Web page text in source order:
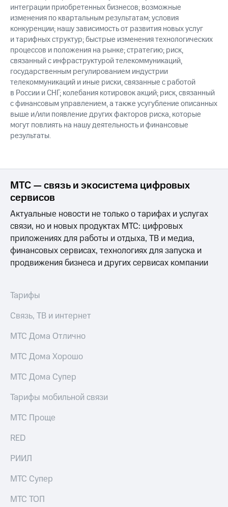
интеграции приобретенных бизнесов; возможные
изменения по квартальным результатам; условия
конкуренции; нашу зависимость от развития новых услуг
и тарифных структур; быстрые изменения технологических
процессов и положения на рынке; стратегию; риск,
связанный с инфраструктурой телекоммуникаций,
государственным регулированием индустрии
телекоммуникаций и иные риски, связанные с работой
в России и СНГ; колебания котировок акций; риск, связанный
с финансовым управлением, а также усугубление описанных
выше и/или появление других факторов риска, которые
могут повлиять на нашу деятельность и финансовые
результаты.
МТС — связь и экосистема цифровых
сервисов
Актуальные новости не только о тарифах и услугах
связи, но и новых продуктах МТС: цифровых
приложениях для работы и отдыха, ТВ и медиа,
финансовых сервисах, технологиях для запуска и
продвижения бизнеса и других сервисах компании
Тарифы
Связь, ТВ и интернет
МТС Дома Отлично
МТС Дома Хорошо
МТС Дома Супер
Тарифы мобильной связи
МТС Проще
RED
РИИЛ
МТС Супер
МТС ТОП